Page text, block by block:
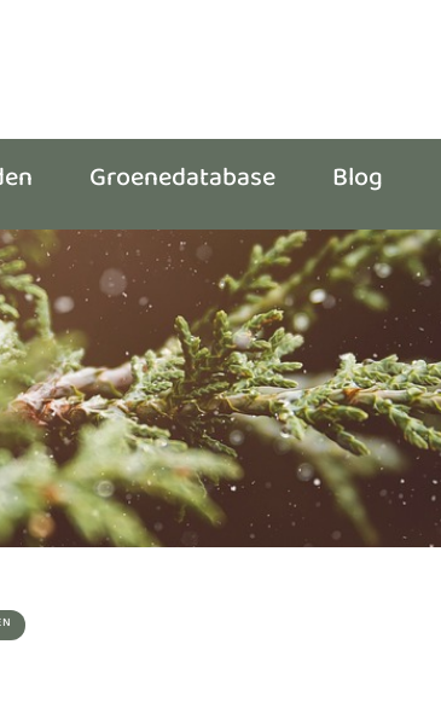
Groenedatabase Blog